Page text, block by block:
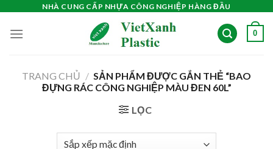
content
NHÀ CUNG CẤP NHỰA CÔNG NGHIỆP HÀNG ĐẦU
0
TRANG CHỦ / SẢN PHẨM ĐƯỢC GẮN THẺ “BAO
ĐỰNG RÁC CÔNG NGHIỆP MÀU ĐEN 60L”
LỌC